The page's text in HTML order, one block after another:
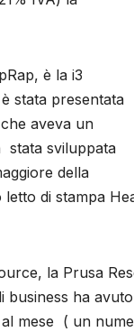
è la i3
stata presentata
aveva un
stata sviluppata
della
di stampa
la Prusa
ha
mese ( un